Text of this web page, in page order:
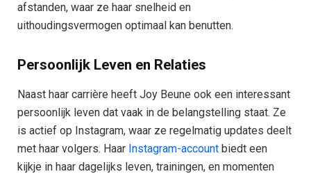
afstanden, waar ze haar snelheid en
uithoudingsvermogen optimaal kan benutten.
Persoonlijk Leven en Relaties
Naast haar carrière heeft Joy Beune ook een interessant
persoonlijk leven dat vaak in de belangstelling staat. Ze
is actief op Instagram, waar ze regelmatig updates deelt
met haar volgers. Haar Instagram-account biedt een
kijkje in haar dagelijks leven, trainingen, en momenten